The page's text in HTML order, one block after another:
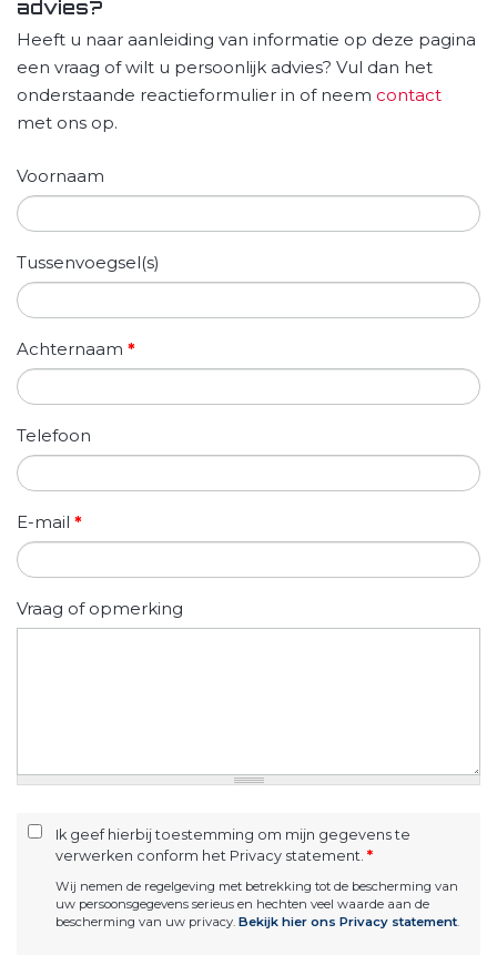
advies?
Heeft u naar aanleiding van informatie op deze pagina
een vraag of wilt u persoonlijk advies? Vul dan het
onderstaande reactieformulier in of neem contact
met ons op.
Voornaam
Tussenvoegsel(s)
Achternaam *
Telefoon
E-mail *
Vraag of opmerking
Ik geef hierbij toestemming om mijn gegevens te
verwerken conform het Privacy statement. *
Wij nemen de regelgeving met betrekking tot de bescherming van
uw persoonsgegevens serieus en hechten veel waarde aan de
bescherming van uw privacy. Bekijk hier ons Privacy statement